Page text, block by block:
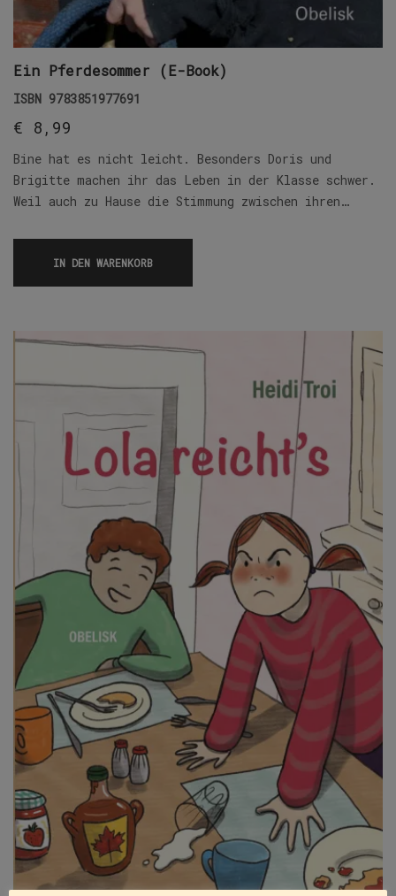
Ein Pferdesommer (E-Book)
ISBN 9783851977691
€ 8,99
Bine hat es nicht leicht. Besonders Doris und
Brigitte machen ihr das Leben in der Klasse schwer.
Weil auch zu Hause die Stimmung zwischen ihren…
IN DEN WARENKORB